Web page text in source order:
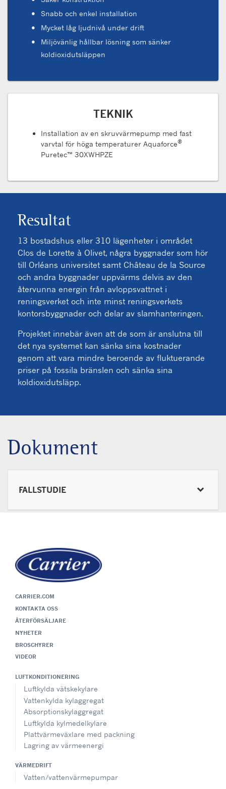
Snabb och enkel installation
Mycket låg ljudnivå under drift
Miljövänlig hållbar lösning som sänker
koldioxidutsläppen
TEKNIK
Installation av en skruvvärmepump med fast
varvtal för höga temperaturer Aquaforce®
Puretec™ 30XWHPZE
Resultat
13 bostadshus eller 310 lägenheter i området
Clos de Lorette à Olivet, några byggnader som hör
till Orléans universitet samt Château de la Source
och andra byggnader uppvärms delvis av den
återvunna energin från avloppsvattnet i
reningsverket och inte minst reningsverkets
kontorsbyggnader och delar av slamhanteringen.
Projektet innebär även att de som är anslutna till
det nya systemet kan sänka sina kostnader
genom att vara mindre beroende av fluktuerande
priser på fossila bränslen och sänka sina
koldioxidutsläpp.
Dokument
FALLSTUDIE
CARRIER.COM
KONTAKTA OSS
ÅTERFÖRSÄLJARE
NYHETER
BROSCHYRER
VIDEOR
LUFTKONDITIONERING
Luftkylda vätskekylare
Vattenkylda kylaggregat
Absorptionskylaggregat
Luftkylda kylmedelkylare
Plattvärmeväxlare med packning
Lagring av värmeenergi
VÄRMEDRIFT
Vatten/vattenvärmepumpar